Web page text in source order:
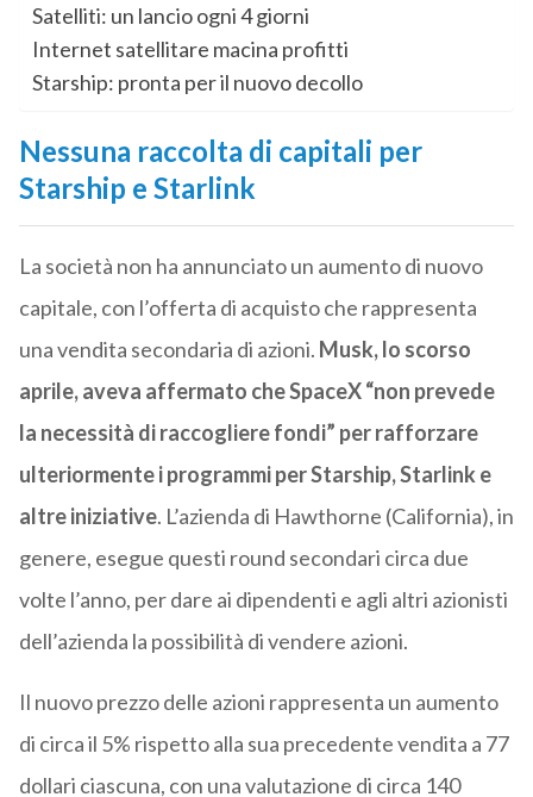
Satelliti: un lancio ogni 4 giorni
Internet satellitare macina profitti
Starship: pronta per il nuovo decollo
Nessuna raccolta di capitali per
Starship e Starlink
La società non ha annunciato un aumento di nuovo
capitale, con l’offerta di acquisto che rappresenta
una vendita secondaria di azioni. Musk, lo scorso
aprile, aveva affermato che SpaceX “non prevede
la necessità di raccogliere fondi” per rafforzare
ulteriormente i programmi per Starship, Starlink e
altre iniziative. L’azienda di Hawthorne (California), in
genere, esegue questi round secondari circa due
volte l’anno, per dare ai dipendenti e agli altri azionisti
dell’azienda la possibilità di vendere azioni.
Il nuovo prezzo delle azioni rappresenta un aumento
di circa il 5% rispetto alla sua precedente vendita a 77
dollari ciascuna, con una valutazione di circa 140